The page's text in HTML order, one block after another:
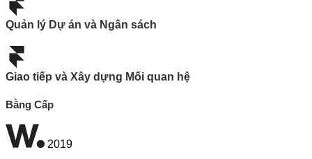
Quản lý Dự án và Ngân sách
Giao tiếp và Xây dựng Mối quan hệ
Bằng Cấp
2019